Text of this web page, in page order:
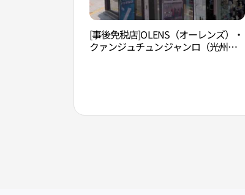
[事後免税店]OLENS（オーレンズ）・
クァンジュチュンジャンロ（光州忠